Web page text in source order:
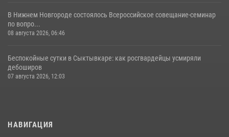
В Нижнем Новгороде состоялось Всероссийское совещание-семинар
по вопро...
08 августа 2026, 06:46
Беспокойные сутки в Сыктывкаре: как росгвардейцы усмиряли
дебоширов
07 августа 2026, 12:03
НАВИГАЦИЯ